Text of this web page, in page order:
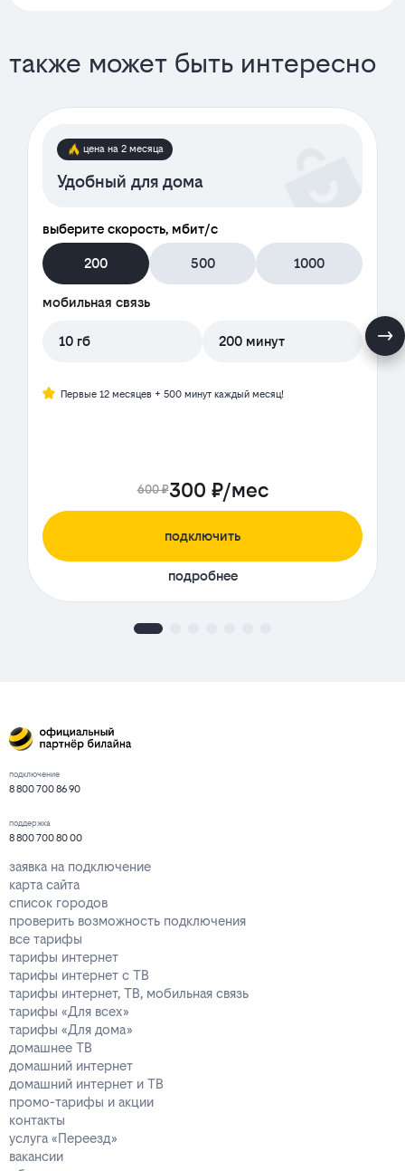
также может быть интересно
цена на 2 месяца
Удобный для дома
выберите скорость, мбит/с
200 500 1000
мобильная связь
10 гб 200 минут
Первые 12 месяцев + 500 минут каждый месяц!
600 ₽300 ₽/мес
подключить
подробнее
подключение
8 800 700 86 90
поддержка
8 800 700 80 00
заявка на подключение
карта сайта
список городов
проверить возможность подключения
все тарифы
тарифы интернет
тарифы интернет с ТВ
тарифы интернет, ТВ, мобильная связь
тарифы «Для всех»
тарифы «Для дома»
домашнее ТВ
домашний интернет
домашний интернет и ТВ
промо-тарифы и акции
контакты
услуга «Переезд»
вакансии